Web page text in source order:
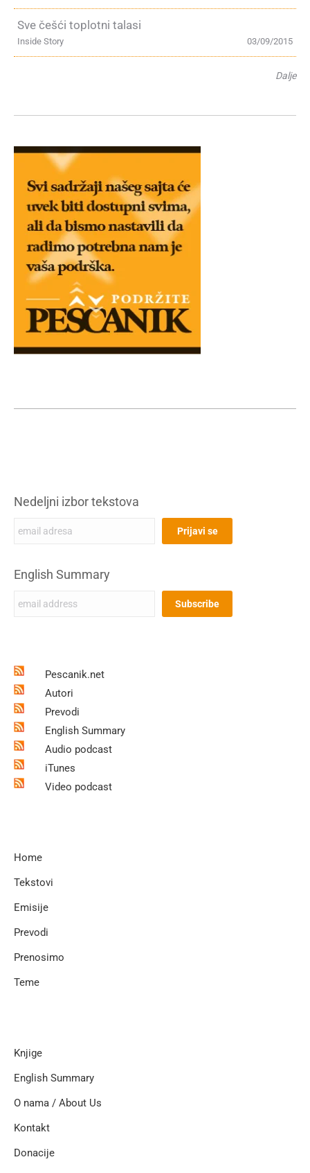
Sve češći toplotni talasi
03/09/2015
Inside Story
Dalje
Nedeljni izbor tekstova
English Summary
Pescanik.net
Autori
Prevodi
English Summary
Audio podcast
iTunes
Video podcast
Home
Tekstovi
Emisije
Prevodi
Prenosimo
Teme
Knjige
English Summary
O nama / About Us
Kontakt
Donacije